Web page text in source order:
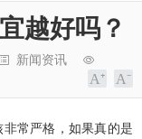
越好吗？
新闻资讯
常严格，如果真的是